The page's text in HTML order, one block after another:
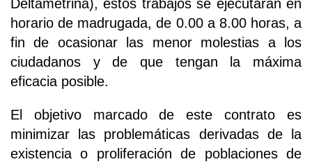
Deltametrina), estos trabajos se ejecutarán en
horario de madrugada, de 0.00 a 8.00 horas, a
fin de ocasionar las menor molestias a los
ciudadanos y de que tengan la máxima
eficacia posible.
El objetivo marcado de este contrato es
minimizar las problemáticas derivadas de la
existencia o proliferación de poblaciones de